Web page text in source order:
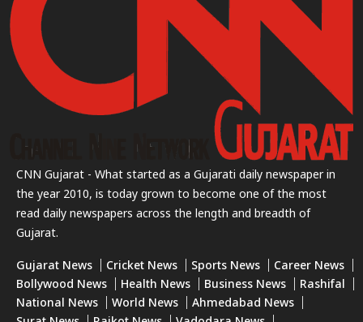
CNN Gujarat - What started as a Gujarati daily newspaper in
the year 2010, is today grown to become one of the most
read daily newspapers across the length and breadth of
Gujarat.
Gujarat News Cricket News Sports News
Career News
Bollywood News
Health News Business News
Rashifal
National News
World News
Ahmedabad News